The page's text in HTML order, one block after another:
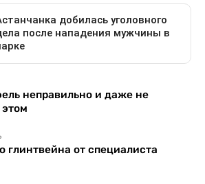
неправильно и даже не
этом
глинтвейна от специалиста